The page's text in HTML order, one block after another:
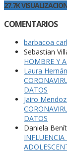
27.7K
COMENTARIOS
barbacoa
Sebastian
HOMBRE Y
Laura
DATOS
Jairo
DATOS
Daniela